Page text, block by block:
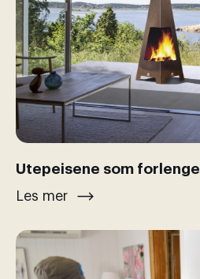
Utepeisene som
Les mer